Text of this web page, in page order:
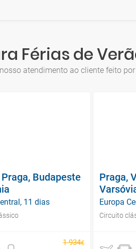
Férias de
atendimento ao cliente feito
Budapeste
11 dias
1 934€
Praga,
Europa
Circuito